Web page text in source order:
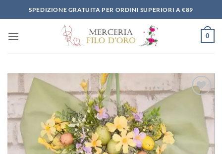
ai
SPEDIZIONE GRATUITA PER ORDINI SUPERIORI A €89
0
Aggiungi
desideri